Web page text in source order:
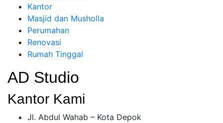
Kantor
Masjid dan Musholla
Perumahan
Renovasi
Rumah Tinggal
AD Studio
Kantor Kami
Jl. Abdul Wahab – Kota Depok